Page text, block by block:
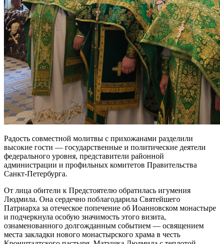
Радость совместной молитвы с прихожанами разделили
высокие гости — государственные и политические деятели
федерального уровня, представители районной
администрации и профильных комитетов Правительства
Санкт-Петербурга.
От лица обители к Предстоятелю обратилась игумения
Людмила. Она сердечно поблагодарила Святейшего
Патриарха за отеческое попечение об Иоанновском монастыре
и подчеркнула особую значимость этого визита,
ознаменованного долгожданным событием — освящением
места закладки нового монастырского храма в честь